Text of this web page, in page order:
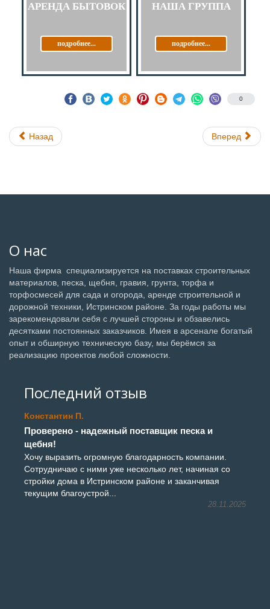
АРЕНДА БЫТОВОК
подробнее...
НАША ГРУППА
подробнее...
0
Назад Вперед
О нас
Наша фирма специализируется на поставках строительных
материалов, песка, щебня, гравия, грунта, торфа и
торфосмесей для сада и огорода, аренде строительной и
дорожной техники, Истринском районе. За годы работы мы
зарекомендовали себя с лучшей стороны и обзавелись
десятками постоянных заказчиков. Имея в арсенале богатый
опыт и обширную техническую базу, мы берёмся за
реализацию проектов любой сложности.
Последний отзыв
Константин П.
Проверено - надежный поставщик песка и
щебня!
Хочу выразить огромную благодарность компании.
Сотрудничаю с ними уже несколько лет, начиная со
стройки дома в Истринском районе и заканчивая
текущим благоустрой...
28.11.2025